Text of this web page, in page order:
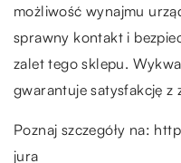
możliwość wynajmu
sprawny kontakt i
zalet tego sklepu.
gwarantuje satysfakcję z
Poznaj szczegóły na:
jura